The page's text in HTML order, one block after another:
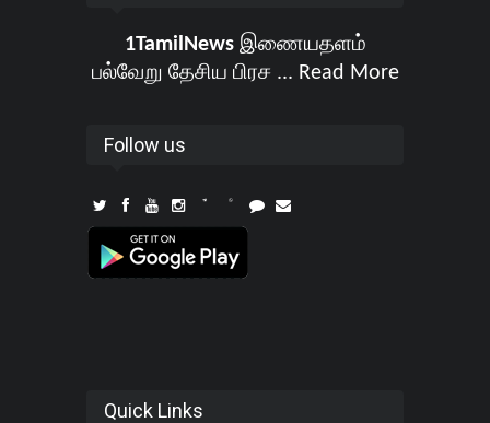
1TamilNewsஇணையதளம்
பல்வேறு தேசிய பிரச ... Read More
Follow us
Quick Links